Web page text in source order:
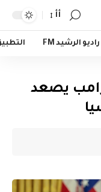
أأ
راديو الرشيد FM
يصعد